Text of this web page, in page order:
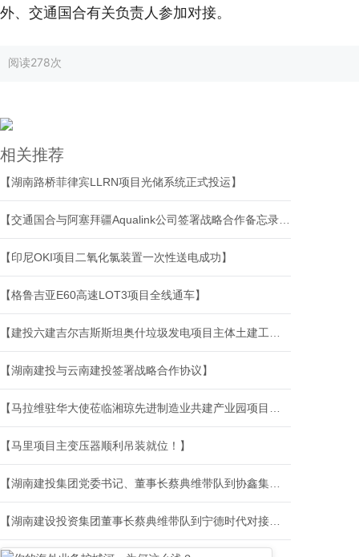
外、交通国合有关负责人参加对接。
阅读278次
相关推荐
【湖南路桥菲律宾LLRN项目光储系统正式投运】
【交通国合与阿塞拜疆Aqualink公司签署战略合作备忘录 携手开拓南高加索基建市场】
【印尼OKI项目二氧化氯装置一次性送电成功】
【格鲁吉亚E60高速LOT3项目全线通车】
【建投六建吉尔吉斯斯坦奥什垃圾发电项目主体土建工程开工】
【湖南建投与云南建投签署战略合作协议】
【马拉维驻华大使莅临湘琼先进制造业共建产业园项目部考察指导】
【马里项目主变压器顺利吊装就位！】
【湖南建投集团党委书记、董事长蔡典维带队到协鑫集团深化合作对接】
【湖南建设投资集团董事长蔡典维带队到宁德时代对接交流并见证签约】